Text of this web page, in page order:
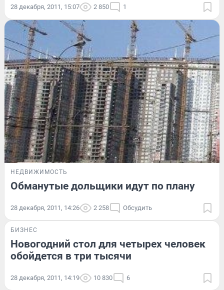
28 декабря, 2011, 15:07 2 850 1
НЕДВИЖИМОСТЬ
Обманутые дольщики идут по плану
28 декабря, 2011, 14:26 2 258 Обсудить
БИЗНЕС
Новогодний стол для четырех человек
обойдется в три тысячи
28 декабря, 2011, 14:19 10 830 6